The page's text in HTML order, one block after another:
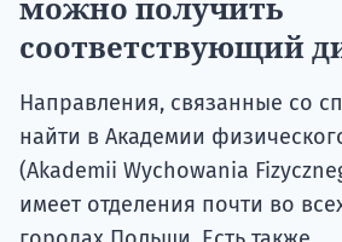
можно получить
соответствующий
Направления, связанные со
найти в Академии
(Akademii Wychowania
имеет отделения почти во